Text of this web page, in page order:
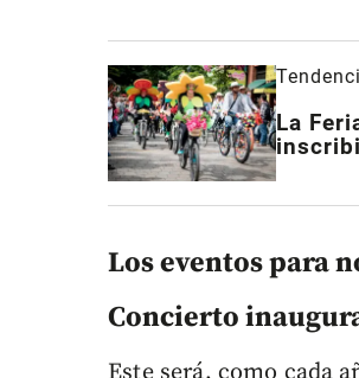
La
Los eventos para
Concierto